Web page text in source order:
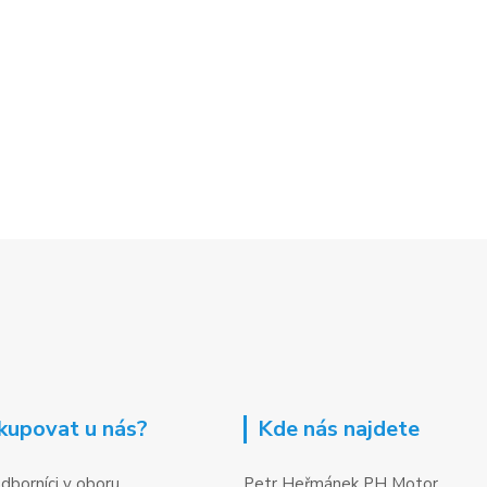
u nás? Kde nás najdete